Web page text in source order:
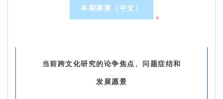
本期摘要（中文）
当前跨文化研究的论争焦点、问题症结和
发展愿景